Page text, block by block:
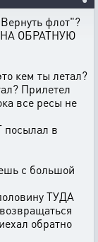
флот"?
НА ОБРАТНУЮ
кем ты летал?
Прилетел
все ресы не
посылал в
с большой
ТУДА
обратно